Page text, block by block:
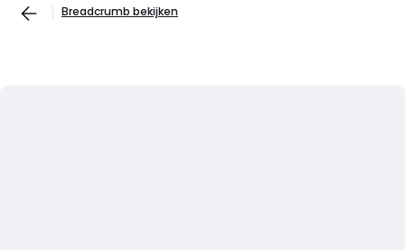
Breadcrumb bekijken